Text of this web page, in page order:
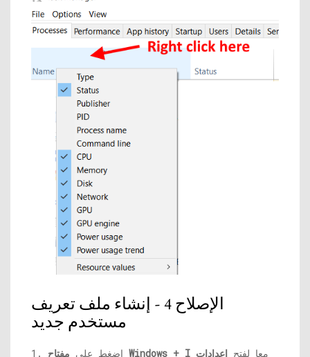
الإصلاح 4 - إنشاء ملف تعريف
مستخدم جديد
1. اضغط على مفتاح Windows + I معا لفتح إعدادات